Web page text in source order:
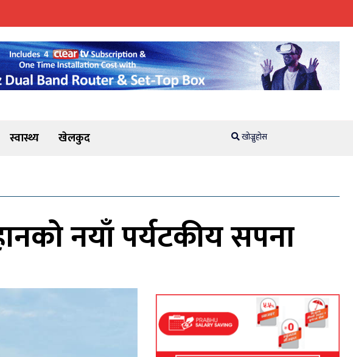
स्वास्थ्य खेलकुद खोज्नुहोस
नयाँ पर्यटकीय सपना